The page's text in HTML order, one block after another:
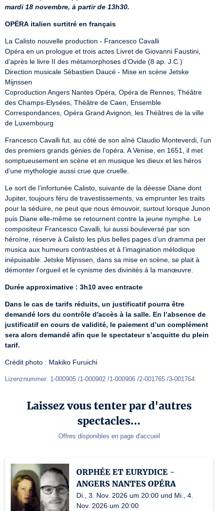
mardi 18 novembre, à partir de 13h30.
OPÉRA italien surtitré en français
La Calisto nouvelle production - Francesco Cavalli
Opéra en un prologue et trois actes Livret de Giovanni Faustini,
d’après le livre II des métamorphoses d’Ovide (8 ap. J.C.)
Direction musicale Sébastien Daucé - Mise en scène Jetske
Mijnssen
Coproduction Angers Nantes Opéra, Opéra de Rennes, Théâtre
des Champs-Elysées, Théâtre de Caen, Ensemble
Correspondances, Opéra Grand Avignon, les Théâtres de la ville
de Luxembourg
Francesco Cavalli fut, au côté de son aîné Claudio Monteverdi, l’un
des premiers grands génies de l’opéra. A Venise, en 1651, il met
somptueusement en scène et en musique les dieux et les héros
d’une mythologie aussi crue que cruelle.
Le sort de l’infortunée Calisto, suivante de la déesse Diane dont
Jupiter, toujours féru de travestissements, va emprunter les traits
pour la séduire, ne peut que nous émouvoir, surtout lorsque Junon
puis Diane elle-même se retournent contre la jeune nymphe. Le
compositeur Francesco Cavalli, lui aussi bouleversé par son
héroïne, réserve à Calisto les plus belles pages d’un dramma per
musica aux humeurs contrastées et à l’imagination mélodique
inépuisable. Jetske Mijnssen, dans sa mise en scène, se plait à
démonter l’orgueil et le cynisme des divinités à la manœuvre.
Durée approximative : 3h10 avec entracte
Dans le cas de tarifs réduits, un justificatif pourra être
demandé lors du contrôle d'accès à la salle. En l’absence de
justificatif en cours de validité, le paiement d’un complément
sera alors demandé afin que le spectateur s’acquitte du plein
tarif.
Crédit photo : Makiko Furuichi
Lizenznummer: 1-000905 /1-000902 /1-000906 /2-001765 /3-001764
Laissez vous tenter par d'autres
spectacles...
Offres disponibles en page d'accueil
ORPHÉE ET EURYDICE -
ANGERS NANTES OPÉRA
Di., 3. Nov. 2026 um 20:00 und Mi., 4.
Nov. 2026 um 20:00